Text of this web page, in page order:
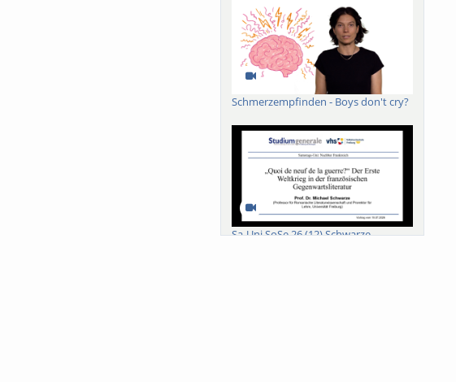
Schmerzempfinden - Boys don't cry?
Sa-Uni SoSe 26 (12) Schwarze